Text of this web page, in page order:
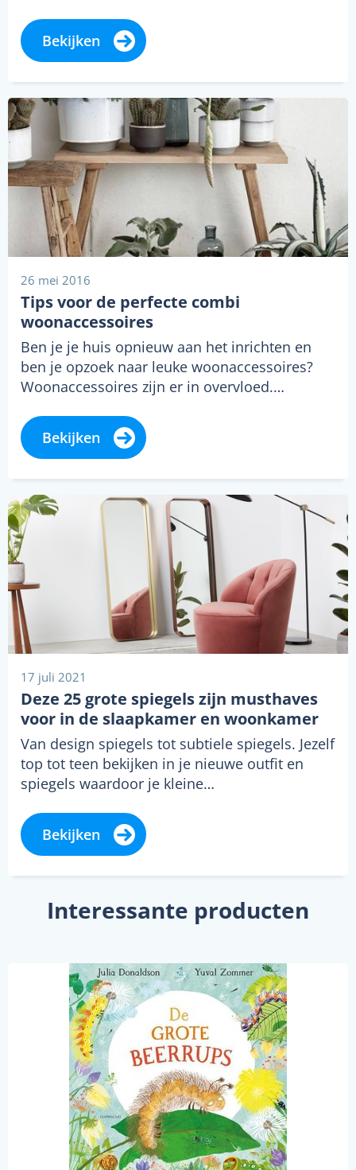
Bekijken
26 mei 2016
Tips voor de perfecte combi
woonaccessoires
Ben je je huis opnieuw aan het inrichten en
ben je opzoek naar leuke woonaccessoires?
Woonaccessoires zijn er in overvloed.…
Bekijken
17 juli 2021
Deze 25 grote spiegels zijn musthaves
voor in de slaapkamer en woonkamer
Van design spiegels tot subtiele spiegels. Jezelf
top tot teen bekijken in je nieuwe outfit en
spiegels waardoor je kleine…
Bekijken
Interessante producten